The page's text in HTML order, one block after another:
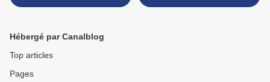
la peur - Jacques Tourneur
Hébergé par Canalblog
Top articles
Pages